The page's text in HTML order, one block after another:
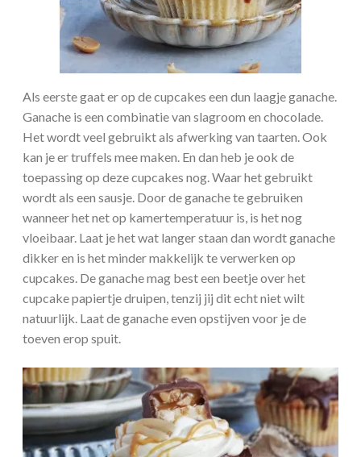
Als eerste gaat er op de cupcakes een dun laagje ganache.
Ganache is een combinatie van slagroom en chocolade.
Het wordt veel gebruikt als afwerking van taarten. Ook
kan je er truffels mee maken. En dan heb je ook de
toepassing op deze cupcakes nog. Waar het gebruikt
wordt als een sausje. Door de ganache te gebruiken
wanneer het net op kamertemperatuur is, is het nog
vloeibaar. Laat je het wat langer staan dan wordt ganache
dikker en is het minder makkelijk te verwerken op
cupcakes. De ganache mag best een beetje over het
cupcake papiertje druipen, tenzij jij dit echt niet wilt
natuurlijk. Laat de ganache even opstijven voor je de
toeven erop spuit.